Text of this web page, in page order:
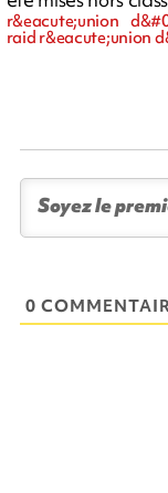
r&eacute;union
raid r&eacute;union
0